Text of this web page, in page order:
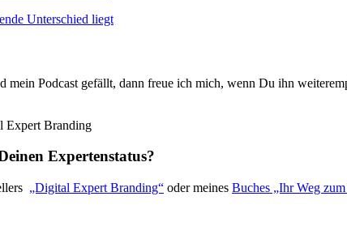
Unterschied liegt
Podcast gefällt, dann freue ich mich, wenn Du ihn
Expertenstatus?
„Digital Expert Branding“ oder meines Buches „Ihr Weg